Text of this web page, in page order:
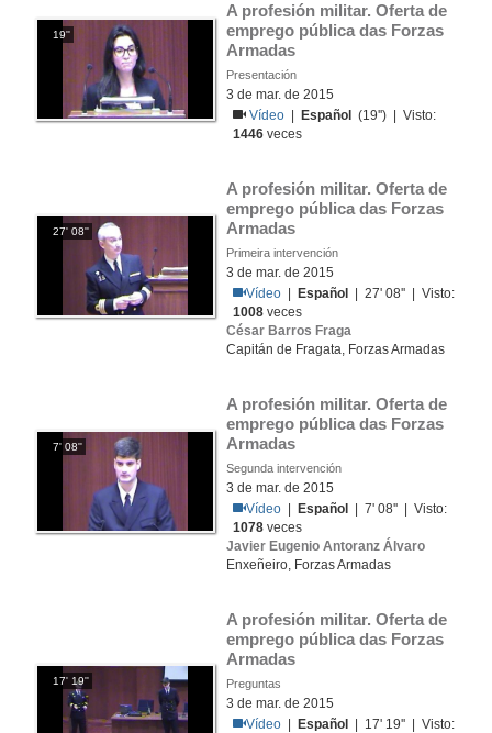
19''
A profesión militar. Oferta de
emprego pública das Forzas
Armadas
Presentación
3 de mar. de 2015
Vídeo
Español
(19'') | Visto:
1446 veces
27' 08''
A profesión militar. Oferta de
emprego pública das Forzas
Armadas
Primeira intervención
3 de mar. de 2015
Vídeo
Español
| 27' 08'' | Visto:
1008 veces
César Barros Fraga
Capitán de Fragata, Forzas Armadas
7' 08''
A profesión militar. Oferta de
emprego pública das Forzas
Armadas
Segunda intervención
3 de mar. de 2015
Vídeo
Español
| 7' 08'' | Visto:
1078 veces
Javier Eugenio Antoranz Álvaro
Enxeñeiro, Forzas Armadas
17' 19''
A profesión militar. Oferta de
emprego pública das Forzas
Armadas
Preguntas
3 de mar. de 2015
Vídeo
Español
| 17' 19'' | Visto: